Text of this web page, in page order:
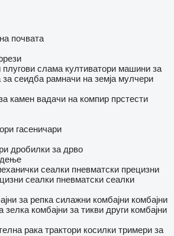
почвата
слама култиватори машини за
за сеидба рамначи на земја мулчери
камен вадачи на компир прстести
гасеничари
дробилки за дрво
сеалки пневматски прецизни
сеалки пневматски сеалки
за репка силажни комбајни комбајни
зелка комбајни за тикви други комбајни
рака трактори косилки тримери за